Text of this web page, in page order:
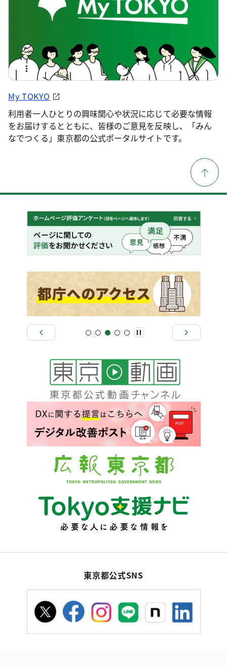
My TOKYO
利用者一人ひとりの興味関心や状況に応じて必要な情報
をお届けするとともに、皆様のご意見を反映し、「みん
なでつくる」東京都の公式ポータルサイトです。
東京都公式SNS